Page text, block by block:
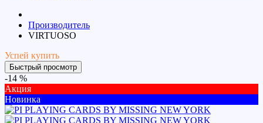
Производитель
VIRTUOSO
Успей купить
Быстрый просмотр
-14 %
Акция
Новинка